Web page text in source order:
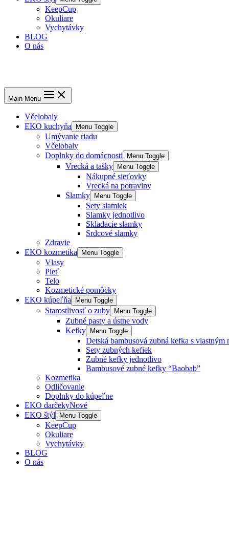
KeepCup
Okuliare
Vychytávky
BLOG
O nás
Main Menu
Včelobaly
EKO kuchyňa
Menu Toggle
Umývanie riadu
Včelobaly
Doplnky do domácnosti
Menu Toggle
Vrecká a tašky Menu Toggle
Nákupné sieťovky
Vrecká na potraviny
Slamky
Menu Toggle
Sety slamiek
Slamky jednotlivo
Skladacie slamky
Srdcové slamky
Zdravie
EKO kozmetika
Menu Toggle
Vlasy
Pleť
Telo
Kozmetické pomôcky
EKO kúpeľňa
Menu Toggle
Starostlivosť o zuby Menu Toggle
Zubné pasty a ústne vody
Kefky
Menu Toggle
Detská bambusová zubná kefka s vlastným
Sety zubných kefiek
Zubné kefky jednotlivo
Bambusové zubné kefky “Baobab”
Kozmetika
Odličovanie
Doplnky do kúpeľne
EKO darčekyNové
EKO štýl
Menu Toggle
KeepCup
Okuliare
Vychytávky
BLOG
O nás